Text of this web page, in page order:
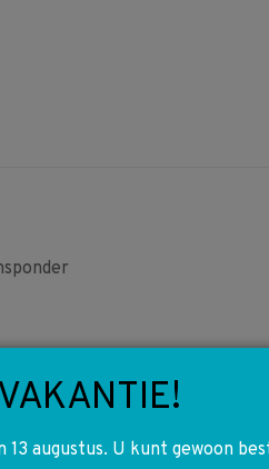
13 augustus. U kunt gewoon